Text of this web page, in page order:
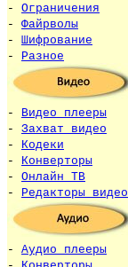
- Ограничения
- Файрволы
- Шифрование
- Разное
- Видео плееры
- Захват видео
- Кодеки
- Конверторы
- Онлайн ТВ
- Редакторы видео
- Аудио плееры